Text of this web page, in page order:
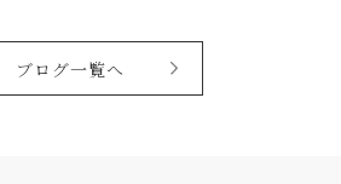
ブログ一覧へ